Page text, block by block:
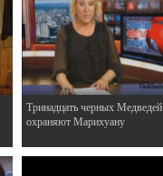
Тринадцать черных Медведей
охраняют Марихуану